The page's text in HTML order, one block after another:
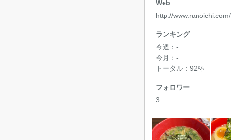
Web
http://www.ranoichi.com/
ランキング
今週： -
今月： -
トータル： 92杯
フォロワー
3